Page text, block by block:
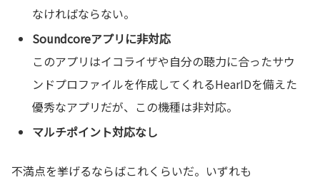
なければならない。
Soundcoreアプリに非対応
このアプリはイコライザや自分の聴力に合ったサウ
ンドプロファイルを作成してくれるHearIDを備えた
優秀なアプリだが、この機種は非対応。
マルチポイント対応なし
不満点を挙げるならばこれくらいだ。いずれも